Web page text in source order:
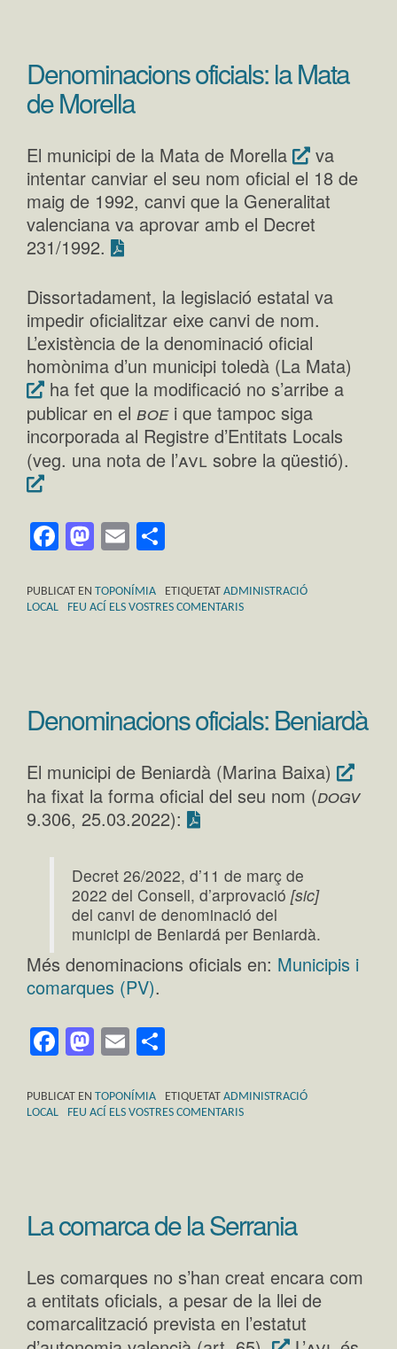
Denominacions oficials: la Mata
de Morella
El municipi de la Mata de Morella
va
intentar canviar el seu nom oficial el 18 de
maig de 1992, canvi que la Generalitat
valenciana va aprovar amb el Decret
231/1992.
Dissortadament, la legislació estatal va
impedir oficialitzar eixe canvi de nom.
L’existència de la denominació oficial
homònima d’un municipi toledà (La Mata)
ha fet que la modificació no s’arribe a
publicar en el boei que tampoc siga
incorporada al Registre d’Entitats Locals
(veg. una nota de l’avl sobre la qüestió).
Facebook
Mastodon
Email
PUBLICAT EN TOPONÍMIA ETIQUETAT ADMINISTRACIÓ
LOCAL
FEU ACÍ ELS VOSTRES COMENTARIS
Denominacions oficials: Beniardà
El municipi de Beniardà (Marina Baixa)
ha fixat la forma oficial del seu nom (dogv
9.306, 25.03.2022):
Decret 26/2022, d’11 de març de
2022 del Consell, d’arprovació[sic]
del canvi de denominació del
municipi de Beniardá per Beniardà.
Més denominacions oficials en: Municipis i
comarques (PV).
Facebook
Mastodon
Email
PUBLICAT EN TOPONÍMIA ETIQUETAT ADMINISTRACIÓ
LOCAL
FEU ACÍ ELS VOSTRES COMENTARIS
La comarca de la Serrania
Les comarques no s’han creat encara com
a entitats oficials, a pesar de la llei de
comarcalització prevista en l’estatut